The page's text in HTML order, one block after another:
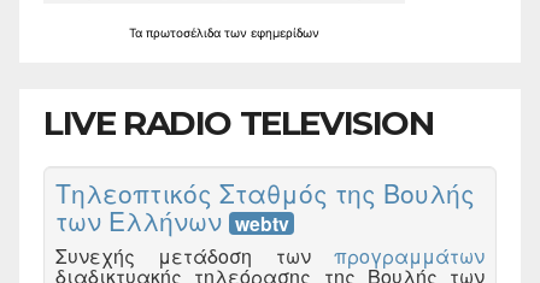
Τα πρωτοσέλιδα των εφημερίδων
LIVE RADIO TELEVISION